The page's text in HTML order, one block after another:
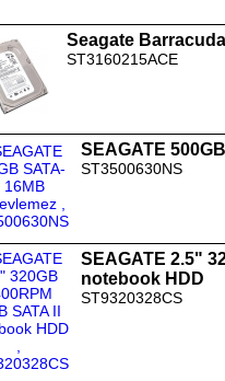
Seagate
ST3160215ACE
SEAGATE
ST3500630NS
SEAGATE 2.5"
notebook HDD
ST9320328CS